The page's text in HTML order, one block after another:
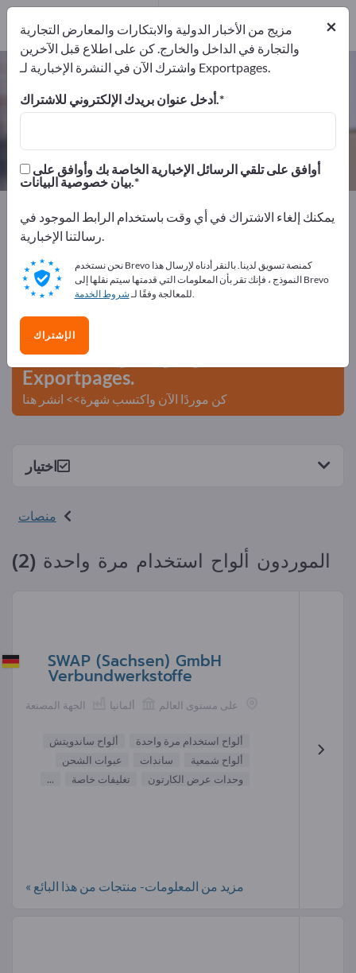
ألواح استخدام مرة واحدة – اعثر على
الشركات المصنعة والموردين
2
المصنعين2
Exportpages النقل والتعبئة
منصات
ألواح استخدام مرة واحدة
أعلن مجانًا على Exportpages!
الاحتياجات – العروض – السلع المستعملة – جهات الاتصال
التجارية >> ابدأ من هنا
انشر شركتك ومنتجاتك على
Exportpages.
كن موردًا الآن واكتسب شهرة>> انشر هنا
اختيار
منصات
الموردون ألواح استخدام مرة واحدة (2)
SWAP (Sachsen) GmbH
Verbundwerkstoffe
الجهة المصنعة ألمانيا على مستوى العالم
ألواح استخدام مرة واحدة
ألواح ساندويتش
ألواح شمعية
ساندات
عبوات الشحن
وحدات عرض الكارتون
تغليفات خاصة ...
مزيد من المعلومات- منتجات من هذا البائع »
×
مزيج من الأخبار الدولية والابتكارات والمعارض التجارية
والتجارة في الداخل والخارج. كن على اطلاع قبل الآخرين
واشترك الآن في النشرة الإخبارية لـ Exportpages.
أدخل عنوان بريدك الإلكتروني للاشتراك.
بيان خصوصية البيانات.
يمكنك إلغاء الاشتراك في أي وقت باستخدام الرابط الموجود في
رسالتنا الإخبارية.
نحن نستخدم Brevo كمنصة تسويق لدينا. بالنقر أدناه لإرسال هذا
النموذج ، فإنك تقر بأن المعلومات التي قدمتها سيتم نقلها إلى Brevo
للمعالجة وفقًا لـشروط الخدمة .
الإشتراك